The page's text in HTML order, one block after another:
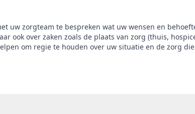
uw zorgteam te bespreken wat uw wensen en
ook over zaken zoals de plaats van zorg (thuis,
om regie te houden over uw situatie en de zorg